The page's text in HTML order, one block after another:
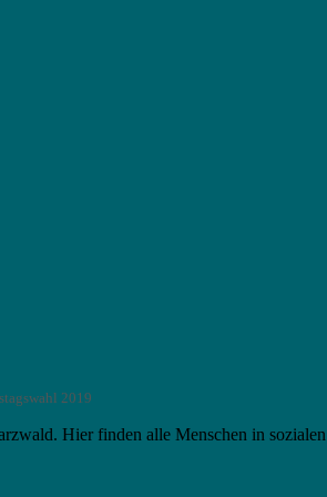
2019
Hier finden alle Menschen in